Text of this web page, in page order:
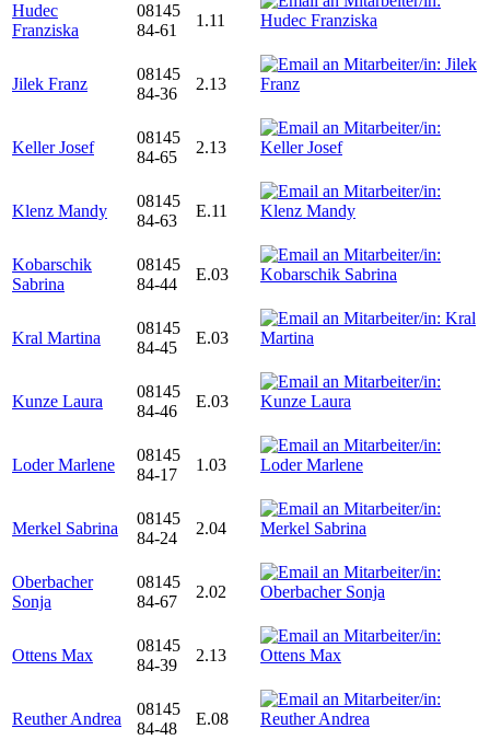
Hudec
Franziska
08145
84-61
1.11
Jilek Franz
08145
84-36
2.13
Keller Josef
08145
84-65
2.13
Klenz Mandy
08145
84-63
E.11
Kobarschik
Sabrina
08145
84-44
E.03
Kral Martina
08145
84-45
E.03
Kunze Laura
08145
84-46
E.03
Loder Marlene
08145
84-17
1.03
Merkel Sabrina
08145
84-24
2.04
Oberbacher
Sonja
08145
84-67
2.02
Ottens Max
08145
84-39
2.13
Reuther Andrea
08145
84-48
E.08